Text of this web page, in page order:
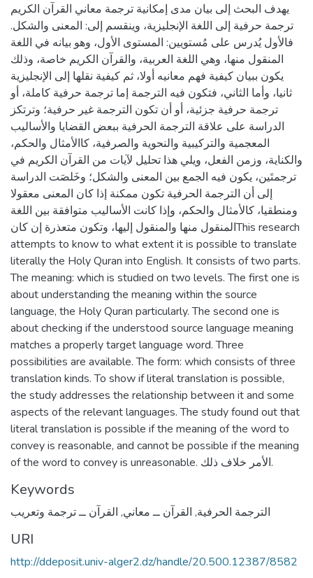
يهدف البحث إلى بيان مدى إمكانية ترجمة معاني القرآن الكريم
ترجمة حرفية إلى اللغة الإنجليزية، وينقسم إلى: المعنى والشكل.
فالأول يُدرس على مُستويين: المستوى الأول، وهو بيانه في اللغة
المنقول منها، وهي اللغة العربية، والقرآن الكريم خاصة، وذلك
يكون ببيان كيفية فهم معانيه أولا، ثم كيفية نقلها إلى الإنجليزية
ثانيا، وأما الثاني، فتكون فيه الترجمة إما ترجمة حرفية كاملة، أو
ترجمة حرفية جزئية، أو أن تكون الترجمة غير حرفية؛ وترتكز
الدراسة على علاقة الترجمة الحرفية ببعض القضايا والأساليب
المعجمية والتركيبية والنحوية والصرفية، كاالأمثال والحكم،
والكناية، وزمن الفعل، ويلي هذا تحليل لآيات من القرآن الكريم في
ترجمتَين، يكون فيه الجمع بين المعنى والشكل؛ وخَلصَت الدراسة
إلى أن الترجمة الحرفية تكون ممكنة إذا كان المعنى معقولا
ومنطقيا، كالأمثال والحكم، وإذا كانت الأساليب متوافقة بين اللغة
المنقول منها والمنقول إليها، وتكون متعذرة إن كانThis research
attempts to know to what extent it is possible to translate
literally the Holy Quran into English. It consists of two parts.
The meaning: which is studied on two levels. The first one is
about understanding the meaning within the source
language, the Holy Quran particularly. The second one is
about checking if the understood source language meaning
matches a properly target language word. Three
possibilities are available. The form: which consists of three
translation kinds. To show if literal translation is possible,
the study addresses the relationship between it and some
aspects of the relevant languages. The study found out that
literal translation is possible if the meaning of the word to
convey is reasonable, and cannot be possible if the meaning
of the word to convey is unreasonable. الأمر خلاف ذلك.
Keywords
الترجمة الحرفية, القرآن ــ معاني, القرآن ــ ترجمة وتعريب
URI
http://ddeposit.univ-alger2.dz/handle/20.500.12387/8582